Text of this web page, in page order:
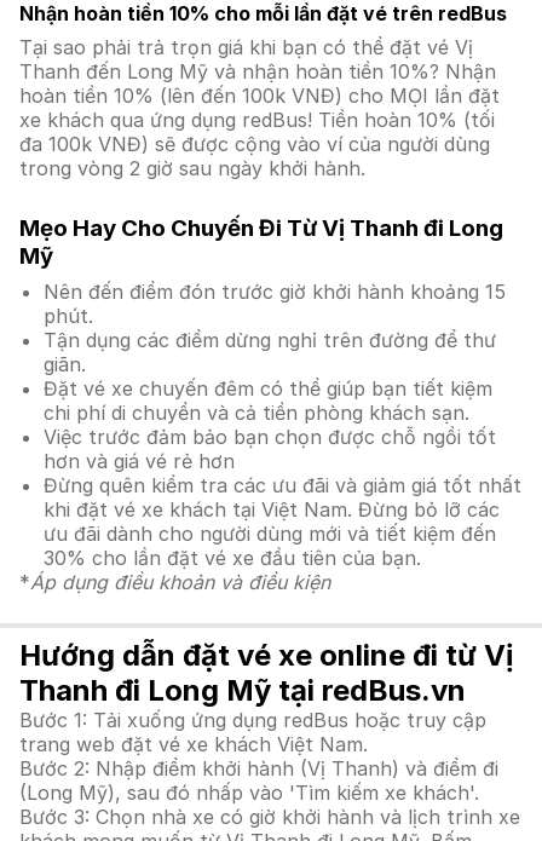
Nhận hoàn tiền 10% cho mỗi lần đặt vé trên redBus
Tại sao phải trả trọn giá khi bạn có thể đặt vé Vị
Thanh đến Long Mỹ và nhận hoàn tiền 10%? Nhận
hoàn tiền 10% (lên đến 100k VNĐ) cho MỌI lần đặt
xe khách qua ứng dụng redBus! Tiền hoàn 10% (tối
đa 100k VNĐ) sẽ được cộng vào ví của người dùng
trong vòng 2 giờ sau ngày khởi hành.
Mẹo Hay Cho Chuyến Đi Từ Vị Thanh đi Long
Mỹ
Nên đến điểm đón trước giờ khởi hành khoảng 15
phút.
Tận dụng các điểm dừng nghỉ trên đường để thư
giãn.
Đặt vé xe chuyến đêm có thể giúp bạn tiết kiệm
chi phí di chuyển và cả tiền phòng khách sạn.
Việc trước đảm bảo bạn chọn được chỗ ngồi tốt
hơn và giá vé rẻ hơn
Đừng quên kiểm tra các ưu đãi và giảm giá tốt nhất
khi đặt vé xe khách tại Việt Nam. Đừng bỏ lỡ các
ưu đãi dành cho người dùng mới và tiết kiệm đến
30% cho lần đặt vé xe đầu tiên của bạn.
*Áp dụng điều khoản và điều kiện
Hướng dẫn đặt vé xe online đi từ Vị
Thanh đi Long Mỹ tại redBus.vn
Bước 1: Tải xuống ứng dụng redBus hoặc truy cập
trang web đặt vé xe khách Việt Nam.
Bước 2: Nhập điểm khởi hành (Vị Thanh) và điểm đi
(Long Mỹ), sau đó nhấp vào 'Tìm kiếm xe khách'.
Bước 3: Chọn nhà xe có giờ khởi hành và lịch trình xe